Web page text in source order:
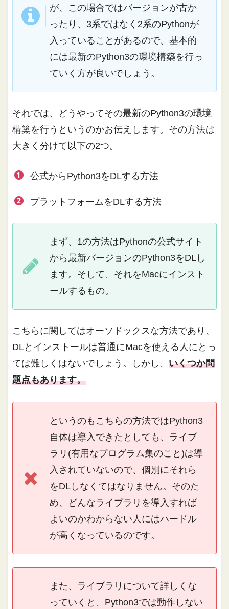
が、この場合ではバージョンが古か
ったり、3系ではなく2系のPythonが
入っていることがあるので、基本的
には最新のPython3の環境構築を行っ
ていく方が良いでしょう。
それでは、どうやってその最新のPython3の環境
構築を行うというのかお伝えします。その方法は
大きく分けて以下の2つ。
公式からPython3をDLする方法
プラットフォームをDLする方法
まず、1の方法はPythonの公式サイト
から最新バージョンのPython3をDLし
ます。そして、それをMacにインスト
ールするもの。
こちらに関してはオーソドックスな方法であり、
DLとインストールは普通にMacを使える人にとっ
ては難しくはないでしょう。しかし、いくつか問
題点もあります。
というのもこちらの方法ではPython3
自体は導入できたとしても、ライブ
ラリ(有用なプログラム集のこと)は導
入されていないので、個別にそれら
をDLしなくてはなりません。そのた
め、どんなライブラリを導入すれば
よいのかわからない人にはハードル
が高くなっているのです。
また、ライブラリについて詳しくな
っていくと、Python3では動作しない